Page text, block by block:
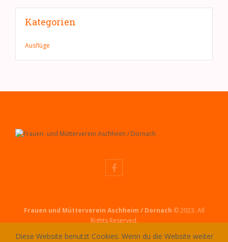
Kategorien
Ausflüge
Frauen und Mütterverein Aschheim / Dornach © 2023. All
Rights Reserved.
Diese Website benutzt Cookies. Wenn du die Website weiter